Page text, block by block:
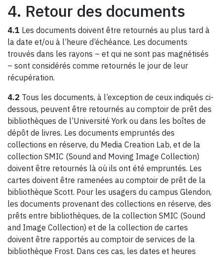
4. Retour des documents
4.1 Les documents doivent être retournés au plus tard à
la date et/ou à l’heure d’échéance. Les documents
trouvés dans les rayons – et qui ne sont pas magnétisés
– sont considérés comme retournés le jour de leur
récupération.
4.2 Tous les documents, à l’exception de ceux indiqués ci-
dessous, peuvent être retournés au comptoir de prêt des
bibliothèques de l’Université York ou dans les boîtes de
dépôt de livres. Les documents empruntés des
collections en réserve, du Media Creation Lab, et de la
collection SMIC (Sound and Moving Image Collection)
doivent être retournés là où ils ont été empruntés. Les
cartes doivent être ramenées au comptoir de prêt de la
bibliothèque Scott. Pour les usagers du campus Glendon,
les documents provenant des collections en réserve, des
prêts entre bibliothèques, de la collection SMIC (Sound
and Image Collection) et de la collection de cartes
doivent être rapportés au comptoir de services de la
bibliothèque Frost. Dans ces cas, les dates et heures